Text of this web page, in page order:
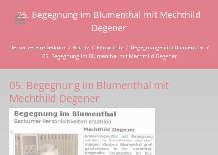
05. Begegnung im Blumenthal mit Mechthild
Degener
Heimatverein-Beckum Archiv Filmarchiv
Begegnungen im Blumenthal
05. Begegnung im Blumenthal mit Mechthild Degener
05. Begegnung im Blumenthal mit
Mechthild Degener